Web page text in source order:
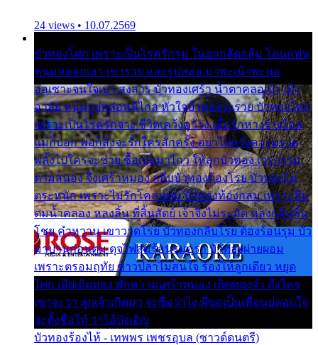
24 views • 10.07.2569
บัวทองโศก เพราะเป็นโรครักรุม ในอกกลัดกลุ้ม โดนแฟน
หนุ่มหลอกเอา เขารวย และรูปหล่อ มาพะเน้าพะนอ
ออเซาะจนใจเบา สงสาร บัวทองเศร้า น้ำตาคลอเบ้า เฝ้า
อาลัย หนุ่มรูปหล่อหนีไกล หัวใจบัวทองระรวย บัวทองโศก
เพราะเป็นโรครักจาง ชีวิตเคว้งคว้าง เมื่อรักห่างร้างไกล
แม่ก็บอก พ่อก็สั่งจะรักใครสักครั้ง อย่าไปหวังความรวย
พลั้งไปใครจะช่วย ซื้อเปลมาไกว ให้ลูกบัวทอง เวรกรรม
ตามสนอง จึงเศร้าหมอง กลีบบัวทองต้องโรย บัวทองไม่
ตระหนัก เพราะไม่รักโคลนตม บัวทองท้องกลม เพราะลืม
ตมน้ำคลอง หลงลิ้น ที่สิ้นสัตย์ เจ้าจึงไม่ระมัด หลงกลิ่นลิ้น
โชย คำหวาน เขาวาดโรย บัวทองกลีบโรย ต้องร้อนรุม บัว
มาบานก่อนตูม ดุจไฟสุมร้อนรุมอุรา บัวทองผ่ายผอม
เพราะตรอมฤทัย ข้าวปลาไม่สนใจ ร้องไห้ลูกเดียว หยุด
โศก เสียเถิดทอง พักความเศร้าหมอง เถิดทองจ๋า ถึงใคร
เขาจะว่า ลูกเจ้าเกิดมา จะชื่อว่าไง พี่ขอเป็นเพื่อนปลอบใจ
จะตั้งชื่อให้ ว่าไอ้บังเอิญ
บัวทองร้องไห้ - เทพพร เพชรอุบล (ซาวด์ดนตรี)